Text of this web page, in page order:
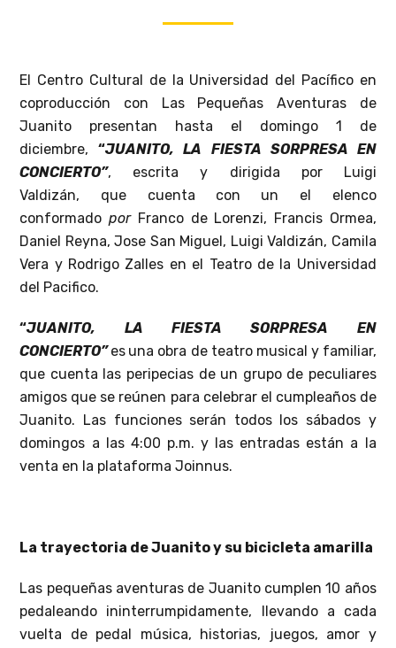
El Centro Cultural de la Universidad del Pacífico en
coproducción con Las Pequeñas Aventuras de
Juanito presentan hasta el domingo 1 de
diciembre,“JUANITO, LA FIESTA SORPRESA EN
CONCIERTO”, escrita y dirigida por Luigi
Valdizán, que cuenta
con un el elenco
conformadopor Franco de Lorenzi, Francis Ormea,
Daniel Reyna, Jose San Miguel, Luigi Valdizán, Camila
Vera y Rodrigo Zalles en el Teatro de la Universidad
del Pacifico.
“JUANITO, LA FIESTA SORPRESA EN
CONCIERTO”es una obra de teatro musical y familiar,
que cuenta las peripecias de un grupo de peculiares
amigos que se reúnen para celebrar el cumpleaños de
Juanito. Las funciones serán todos los sábados y
domingos a las 4:00 p.m. y las entradas están a la
venta en la plataforma Joinnus.
La trayectoria de Juanito y su bicicleta amarilla
Las pequeñas aventuras de Juanito cumplen 10 años
pedaleando ininterrumpidamente, llevando a cada
vuelta de pedal música, historias, juegos, amor y